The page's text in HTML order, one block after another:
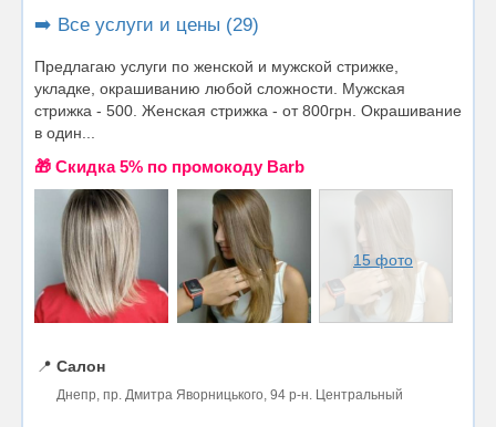
➡️ Все услуги и цены (29)
Предлагаю услуги по женской и мужской стрижке,
укладке, окрашиванию любой сложности. Мужская
стрижка - 500. Женская стрижка - от 800грн. Окрашивание
в один...
🎁 Cкидка 5% по промокоду Barb
15 фото
📍 Салон
Днепр, пр. Дмитра Яворницького, 94 р-н. Центральный